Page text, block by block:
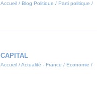
Accueil / Blog Politique / Parti politique /
CAPITAL
Accueil / Actualité - France / Economie /